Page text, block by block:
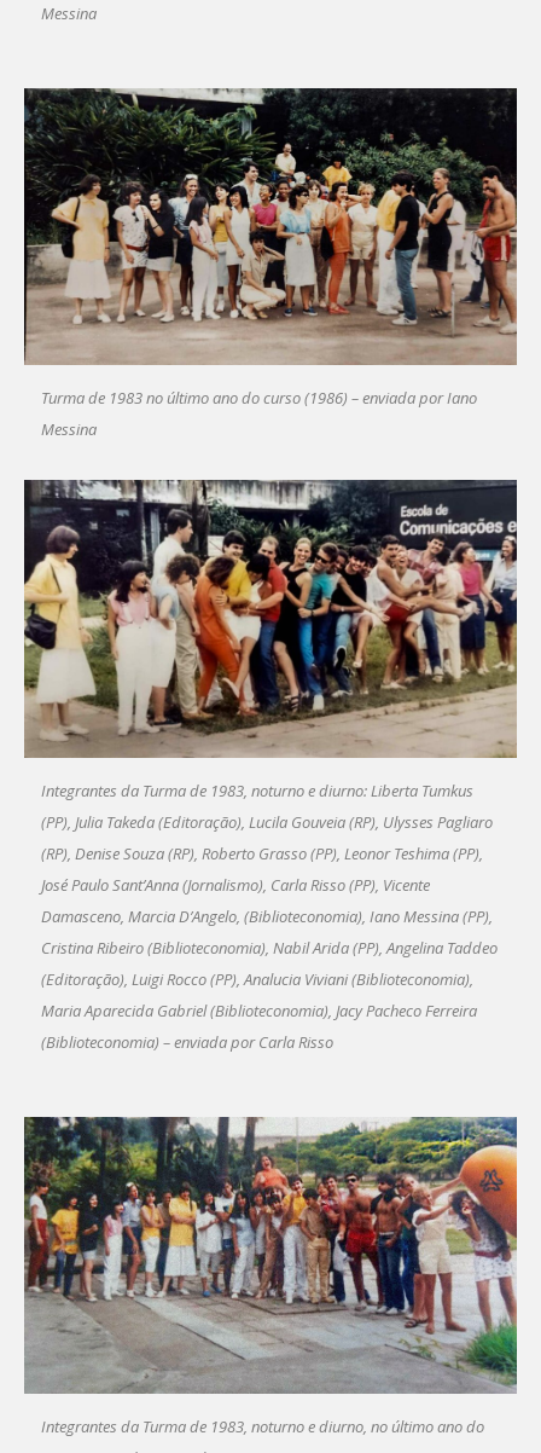
Messina
Turma de 1983 no último ano do curso (1986) – enviada por Iano
Messina
Integrantes da Turma de 1983, noturno e diurno: Liberta Tumkus
(PP), Julia Takeda (Editoração), Lucila Gouveia (RP), Ulysses Pagliaro
(RP), Denise Souza (RP), Roberto Grasso (PP), Leonor Teshima (PP),
José Paulo Sant’Anna (Jornalismo), Carla Risso (PP), Vicente
Damasceno, Marcia D’Angelo, (Biblioteconomia), Iano Messina (PP),
Cristina Ribeiro (Biblioteconomia), Nabil Arida (PP), Angelina Taddeo
(Editoração), Luigi Rocco (PP), Analucia Viviani (Biblioteconomia),
Maria Aparecida Gabriel (Biblioteconomia), Jacy Pacheco Ferreira
(Biblioteconomia) – enviada por Carla Risso
Integrantes da Turma de 1983, noturno e diurno, no último ano do